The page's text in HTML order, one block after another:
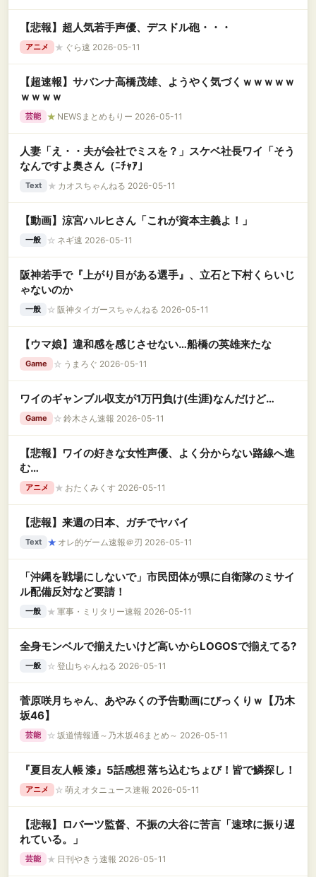
【悲報】超人気若手声優、デスドル砲・・・
アニメ ★ ぐら速 2026-05-11
【超速報】サバンナ高橋茂雄、ようやく気づくｗｗｗｗｗ
ｗｗｗｗ
芸能 ★ NEWSまとめもりー 2026-05-11
人妻「え・・夫が会社でミスを？」スケベ社長ワイ「そう
なんですよ奥さん（ﾆﾁｬｱ」
Text ★ カオスちゃんねる 2026-05-11
【動画】涼宮ハルヒさん「これが資本主義よ！」
一般 ☆ ネギ速 2026-05-11
阪神若手で『上がり目がある選手』、立石と下村くらいじ
ゃないのか
一般 ☆ 阪神タイガースちゃんねる 2026-05-11
【ウマ娘】違和感を感じさせない…船橋の英雄来たな
Game ☆ うまろぐ 2026-05-11
ワイのギャンブル収支が1万円負け(生涯)なんだけど…
Game ☆ 鈴木さん速報 2026-05-11
【悲報】ワイの好きな女性声優、よく分からない路線へ進
む…
アニメ ★ おたくみくす 2026-05-11
【悲報】来週の日本、ガチでヤバイ
Text ★ オレ的ゲーム速報＠刃 2026-05-11
「沖縄を戦場にしないで」市民団体が県に自衛隊のミサイ
ル配備反対など要請！
一般 ★ 軍事・ミリタリー速報 2026-05-11
全身モンベルで揃えたいけど高いからLOGOSで揃えてる?
一般 ☆ 登山ちゃんねる 2026-05-11
菅原咲月ちゃん、あやみくの予告動画にびっくりｗ【乃木
坂46】
芸能 ☆ 坂道情報通～乃木坂46まとめ～ 2026-05-11
『夏目友人帳 漆』5話感想 落ち込むちょび！皆で鱗探し！
アニメ ☆ 萌えオタニュース速報 2026-05-11
【悲報】ロバーツ監督、不振の大谷に苦言「速球に振り遅
れている。」
芸能 ★ 日刊やきう速報 2026-05-11